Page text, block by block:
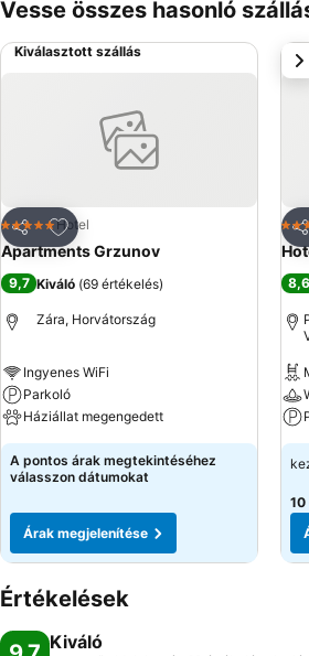
Vesse összes hasonló
Kiválasztott szállás
Megosztás
Hozzáadás a kedvencekhez
5 KategóriaHotel
Apartments Grzunov
9,7 Kiváló (69 értékelés)
Zára, Horvátország
Ingyenes WiFi
Parkoló
Háziállat megengedett
A pontos árak megtekintéséhez
válasszon dátumokat
Árak megjelenítése
4
8,6
10
Értékelések
Kiváló